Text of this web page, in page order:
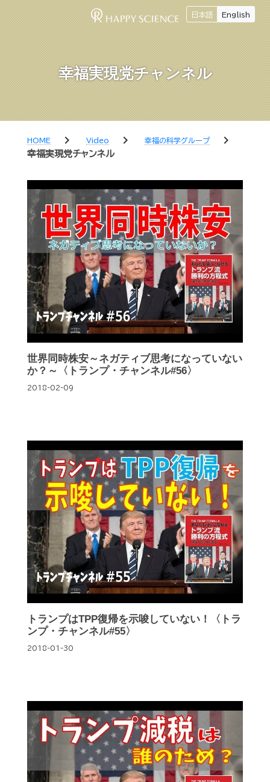
日本語 English
幸福実現党チャンネル
HOME chevron_right Video chevron_right 幸福の科学グループ chevron_right
幸福実現党チャンネル
世界同時株安～ネガティブ思考になっていない
か？～〈トランプ・チャンネル#56〉
2018-02-09
トランプはTPP復帰を示唆していない！〈トラ
ンプ・チャンネル#55〉
2018-01-30